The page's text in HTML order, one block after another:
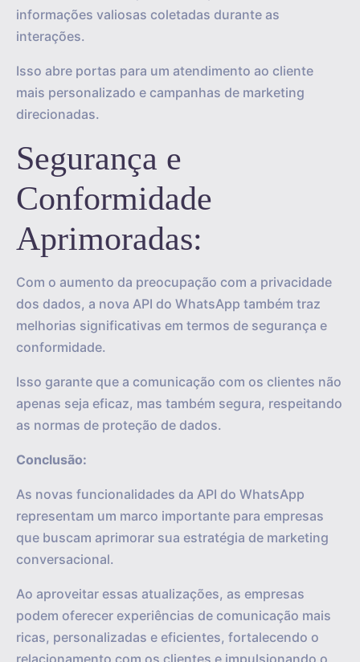
informações valiosas coletadas durante as
interações.
Isso abre portas para um atendimento ao cliente
mais personalizado e campanhas de marketing
direcionadas.
Segurança e
Conformidade
Aprimoradas:
Com o aumento da preocupação com a privacidade
dos dados, a nova API do WhatsApp também traz
melhorias significativas em termos de segurança e
conformidade.
Isso garante que a comunicação com os clientes não
apenas seja eficaz, mas também segura, respeitando
as normas de proteção de dados.
Conclusão:
As novas funcionalidades da API do WhatsApp
representam um marco importante para empresas
que buscam aprimorar sua estratégia de marketing
conversacional.
Ao aproveitar essas atualizações, as empresas
podem oferecer experiências de comunicação mais
ricas, personalizadas e eficientes, fortalecendo o